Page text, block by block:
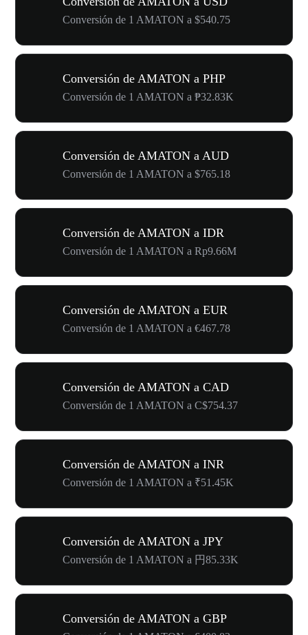
Conversión de 1 AMATON a $540.75
Conversión de AMATON a PHP
Conversión de 1 AMATON a ₱32.83K
Conversión de AMATON a AUD
Conversión de 1 AMATON a $765.18
Conversión de AMATON a IDR
Conversión de 1 AMATON a Rp9.66M
Conversión de AMATON a EUR
Conversión de 1 AMATON a €467.78
Conversión de AMATON a CAD
Conversión de 1 AMATON a C$754.37
Conversión de AMATON a INR
Conversión de 1 AMATON a ₹51.45K
Conversión de AMATON a JPY
Conversión de 1 AMATON a 円85.33K
Conversión de AMATON a GBP